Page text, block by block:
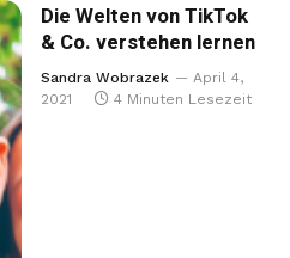
Die Welten von TikTok
& Co. verstehen lernen
Sandra Wobrazek
April 4,
2021
4 Minuten Lesezeit